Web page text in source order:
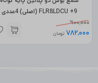
FLR8LDCU +9 (اصلی) 4عددی
900,000
782,000 تومان